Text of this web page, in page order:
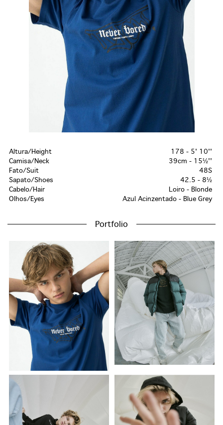
Altura/Height
178 - 5' 10''
Camisa/Neck
39cm - 15½''
Fato/Suit
48S
Sapato/Shoes
42.5 - 8½
Cabelo/Hair
Loiro - Blonde
Olhos/Eyes
Azul Acinzentado - Blue Grey
Portfolio